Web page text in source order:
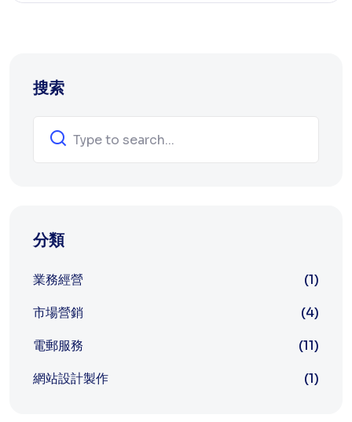
搜索
分類
業務經營
(1)
市場營銷
(4)
電郵服務
(11)
網站設計製作
(1)